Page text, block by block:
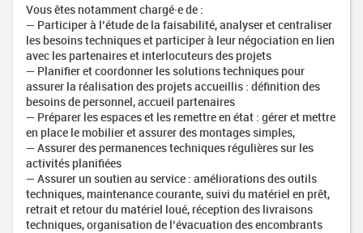
Vous êtes notamment chargé·e de :
— Participer à l’étude de la faisabilité, analyser et centraliser
les besoins techniques et participer à leur négociation en lien
avec les partenaires et interlocuteurs des projets
— Planifier et coordonner les solutions techniques pour
assurer la réalisation des projets accueillis : définition des
besoins de personnel, accueil partenaires
— Préparer les espaces et les remettre en état : gérer et mettre
en place le mobilier et assurer des montages simples,
— Assurer des permanences techniques régulières sur les
activités planifiées
— Assurer un soutien au service : améliorations des outils
techniques, maintenance courante, suivi du matériel en prêt,
retrait et retour du matériel loué, réception des livraisons
techniques, organisation de l’évacuation des encombrants